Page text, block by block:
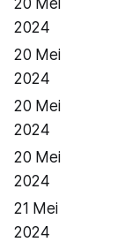
2024
20 Mei
2024
20 Mei
2024
20 Mei
2024
21 Mei
2024